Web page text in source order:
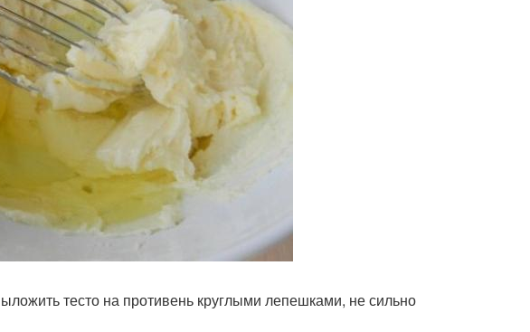
тесто на противень круглыми лепешками, не сильно